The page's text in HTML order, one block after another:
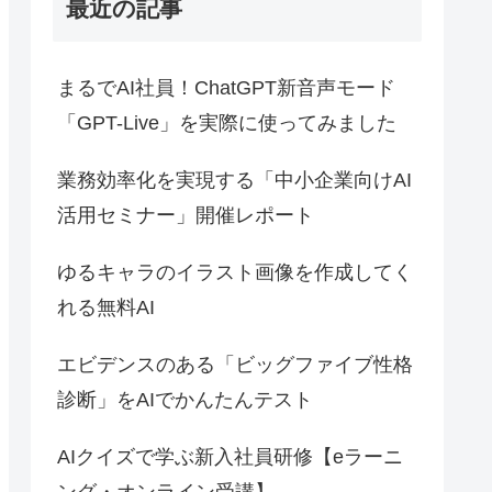
最近の記事
まるでAI社員！ChatGPT新音声モード
「GPT-Live」を実際に使ってみました
業務効率化を実現する「中小企業向けAI
活用セミナー」開催レポート
ゆるキャラのイラスト画像を作成してく
れる無料AI
エビデンスのある「ビッグファイブ性格
診断」をAIでかんたんテスト
AIクイズで学ぶ新入社員研修【eラーニ